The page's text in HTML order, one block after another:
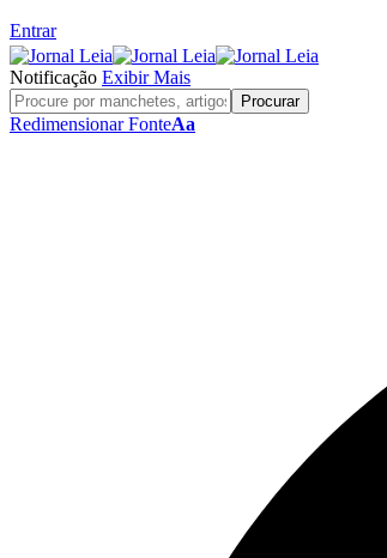
Entrar
Notificação Exibir Mais
Redimensionar FonteAa